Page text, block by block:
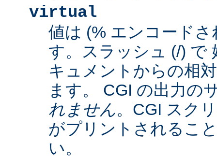
virtual
値は (% エンコード
す。スラッシュ (/) で
キュメントからの相
ます。 CGI の出力の
れません。CGI スク
がプリントされるこ
い。